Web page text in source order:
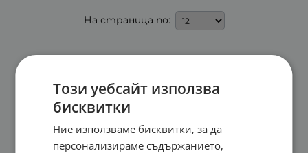
На страница по:
Този уебсайт използва
бисквитки
Ние използваме бисквитки, за да
персонализираме съдържанието,